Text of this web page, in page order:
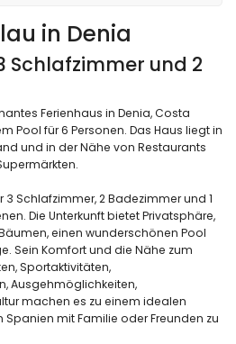
in Denia
Schlafzimmer und 2
Ferienhaus in Denia, Costa
Pool für 6 Personen. Das Haus liegt in
und in der Nähe von Restaurants
Schlafzimmer, 2 Badezimmer und 1
Die Unterkunft bietet Privatsphäre,
einen wunderschönen Pool
Sein Komfort und die Nähe zum
Sportaktivitäten,
Ausgehmöglichkeiten,
machen es zu einem idealen
Spanien mit Familie oder Freunden zu